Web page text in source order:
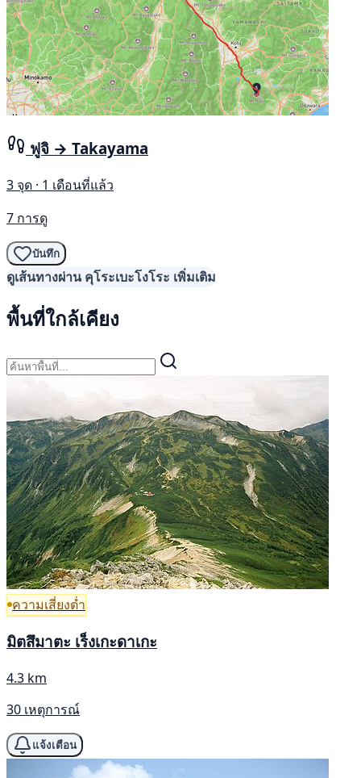
ฟูจิ → Takayama
3 จุด · 1 เดือนที่แล้ว
7 การดู
บันทึก
ดูเส้นทางผ่าน คุโระเบะโงโระ เพิ่มเติม
พื้นที่ใกล้เคียง
ความเสี่ยงต่ำ
มิตสึมาตะ เร็งเกะดาเกะ
4.3 km
30 เหตุการณ์
แจ้งเตือน